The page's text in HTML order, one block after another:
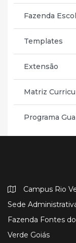
Fazenda
Templates
Extensão
Matriz
Programa
Campus Rio
Sede
Fazenda Fontes
Verde Goiás